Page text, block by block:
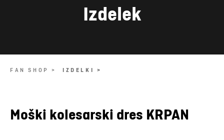
Izdelek
FAN SHOP > IZDELKI >
Moški kolesarski dres KRPAN